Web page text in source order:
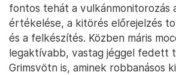
fontos tehát a vulkánmonitorozás
értékelése, a kitörés előrejelzés
és a felkészítés. Közben máris
legaktívabb, vastag jéggel fedett
Grimsvötn is, aminek robbanásos